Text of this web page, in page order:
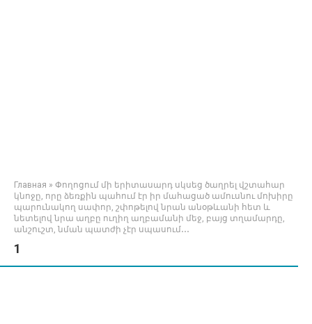
Главная » Փողոցում մի երիտասարդ սկսեց ծաղրել վշտահար
կնոջը, որը ձեռքին պահում էր իր մահացած ամուսնու մոխիրը
պարունակող սափոր, շփոթելով նրան անօթևանի հետ և
նետելով նրա աղբը ուղիղ աղբամանի մեջ, բայց տղամարդը,
անշուշտ, նման պատժի չէր սպասում․․․
1